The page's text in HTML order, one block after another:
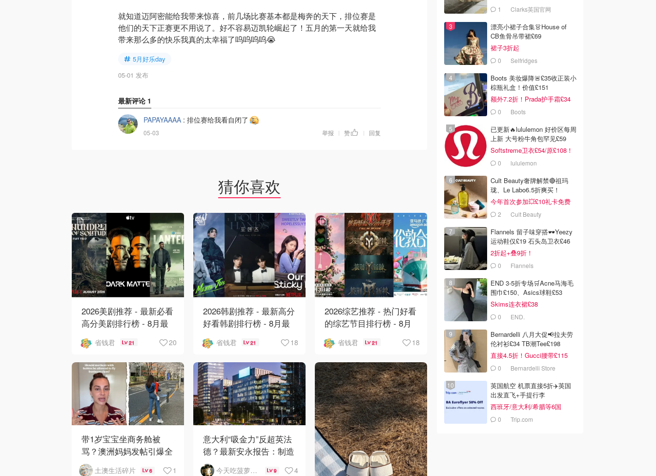
就知道迈阿密能给我带来惊喜，前几场比赛基本都是梅奔的天下，排位赛是
他们的天下正赛更不用说了。好不容易迈凯轮崛起了！五月的第一天就给我
带来那么多的快乐我真的太幸福了呜呜呜呜😭
5月好乐day
05-01 发布
最新评论 1
PAPAYAAAA : 排位赛给我看自闭了
05-03 举报 | 赞 | 回复
猜你喜欢
2026美剧推荐 - 最新必看
高分美剧排行榜 - 8月最
回归！
省钱君 21 20
2026韩剧推荐 - 最新高分
好看韩剧排行榜 - 8月最
爱 》上线❣️
省钱君 21 18
2026综艺推荐 - 热门好看
的综艺节目排行榜 - 8月
归啦省钱君 21 18
带1岁宝宝坐商务舱被
骂？澳洲妈妈发帖引爆全
网争议
土澳生活碎片 6 1
意大利“吸金力”反超英法
德？最新安永报告：制造
业与AI成投资新宠！
今天吃菠萝披萨了吗 9 4
服！1 Clarks英国官网
漂亮小裙子合集👗House of
CB鱼骨吊带裙£69
裙子3折起
0 Selfridges
Boots 美妆爆降🚨£35收正装小
棕瓶礼盒！价值£151
额外7.2折！Prada护手霜£34
0 Boots
已更新🔥lululemon 好价区每周
上新 大号粉牛角包罕见£59
Softstreme卫衣£54/原£108！
0 lululemon
Cult Beauty奢牌解禁🔴祖玛
珑、Le Labo6.5折爽买！
今年首次参加💥£10礼卡免费
拿 2 Cult Beauty
Flannels 留子味穿搭🕶️Yeezy
运动鞋仅£19 石头岛卫衣£46
2折起+叠9折！
0 Flannels
END 3-5折专场🛒Acne马海毛
围巾£150、Asics球鞋£53
Skims连衣裙£38
0 END.
Bernardelli 八月大促📢拉夫劳
伦衬衫£34 TB潮Tee£198
直接4.5折！Gucci腰带£115
0 Bernardelli Store
英国航空 机票直接5折✈️英国
出发直飞+手提行李
西班牙/意大利/希腊等6国
0 Trip.com